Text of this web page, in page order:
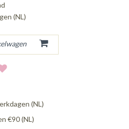
(NL)
(NL)
€90 (NL)